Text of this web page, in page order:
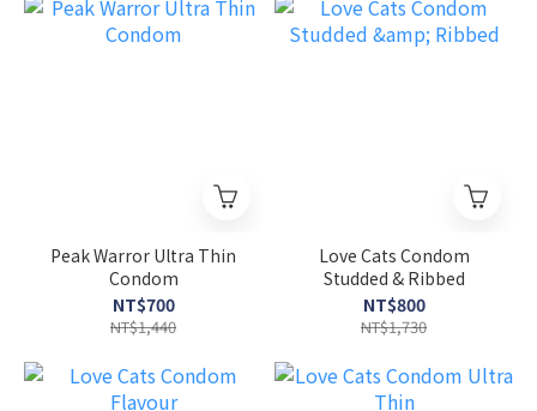
Peak Warror Ultra Thin
Condom
NT$700
NT$1,440
Love Cats Condom
Studded & Ribbed
NT$800
NT$1,730